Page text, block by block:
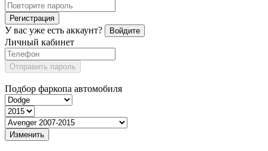
Регистрация
У вас уже есть аккаунт? Войдите
Личный кабинет
Отправить пароль
Подбор фаркопа автомобиля
Изменить